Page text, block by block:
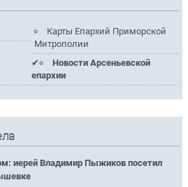
Карты Епархий Приморской
Митрополии
Новости Арсеньевской
епархии
иерей Владимир Пыжиков посетил